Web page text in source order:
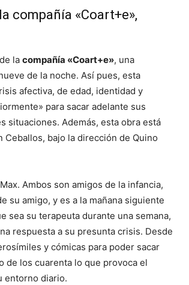
compañía «Coart+e»,
la compañía «Coart+e», una
de la noche. Así pues, esta
afectiva, de edad, identidad y
para sacar adelante sus
situaciones. Además, esta obra está
bajo la dirección de Quino
Ambos son amigos de la infancia,
su amigo, y es a la mañana siguiente
sea su terapeuta durante una semana,
respuesta a su presunta crisis. Desde
y cómicas para poder sacar
de los cuarenta lo que provoca el
entorno diario.